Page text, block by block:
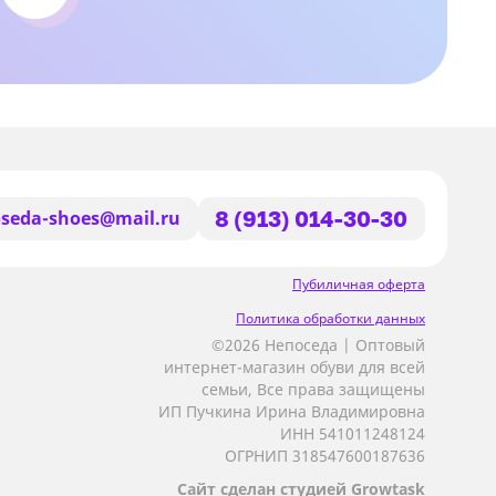
shoes@mail.ru 8 (913) 014-30-30
Пубиличная оферта
Политика обработки данных
©2026 Непоседа | Оптовый
интернет-магазин обуви для всей
семьи, Все права защищены
ИП Пучкина Ирина Владимировна
ИНН 541011248124
ОГРНИП 318547600187636
Сайт сделан студией Growtask